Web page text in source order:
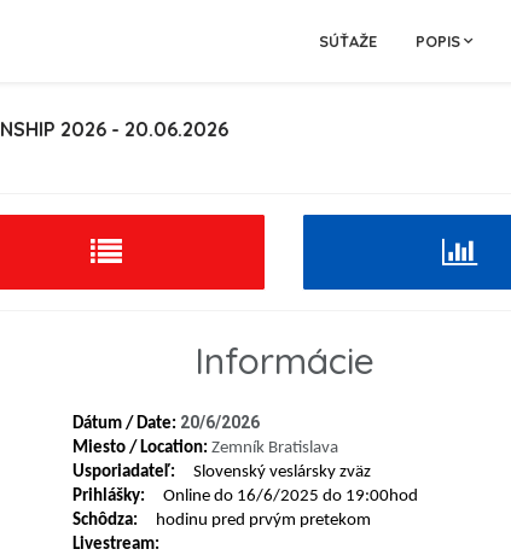
SÚŤAŽE POPIS
2026 - 20.06.2026
Informácie
Dátum / Date: 20/6/2026
Miesto / Location: Zemník Bratislava
Usporiadateľ:
Slovenský veslársky zväz
Prihlášky:
Online do 16/6/2025 do 19:00hod
Schôdza:
hodinu pred prvým pretekom
Livestream: